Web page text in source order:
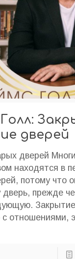
дверей
дверей
находятся в
потому что
прежде
с отношениями,